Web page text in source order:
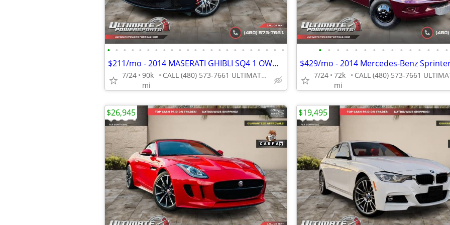
• • • • • • • • • • • • • • • • • • • • • • •
$211/mo - 2014 MASERATI GHIBLI SQ4 1 OWNER FULLY LOADED! WE FINANCE AL
7/24 90k
mi
CALL (480) 573-7661 ULTIMATE POWERSPORTS
• • • • • • • • • • • • • • •
7/24 72k
mi
$26,945 $19,495